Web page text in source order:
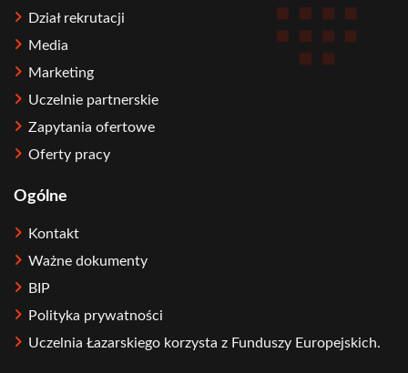
Dział rekrutacji
Media
Marketing
Uczelnie partnerskie
Zapytania ofertowe
Oferty pracy
Ogólne
Kontakt
Ważne dokumenty
BIP
Polityka prywatności
Uczelnia Łazarskiego korzysta z Funduszy Europejskich.